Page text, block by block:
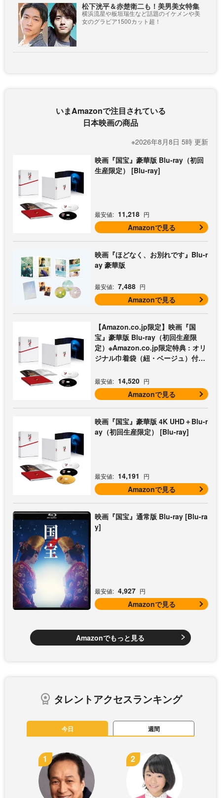
松下洸平＆赤楚衛二も！美男美女特集
横浜流星や板垣瑞生など話題のイケメンや美
女のグラビア1500カット超！
いまAmazonで注目されている
日本映画の商品
※2026年8月8日 5時 更新
映画『国宝』豪華版 Blu-ray（初回
生産限定） [Blu-ray]
最安値: 11,218 円
Amazonで見る
映画『ほどなく、お別れです』Blu-r
ay 豪華版
最安値: 7,488 円
Amazonで見る
【Amazon.co.jp限定】映画『国
宝』豪華版 Blu-ray（初回生産限
定）※Amazon.co.jp限定特典 : オリ
ジナル巾着袋（紐・ベージュ）付き
最安値: 14,520 円
Amazonで見る
映画『国宝』豪華版 4K UHD＋Blu-r
ay（初回生産限定） [Blu-ray]
最安値: 14,191 円
Amazonで見る
映画『国宝』通常版 Blu-ray [Blu-ra
y]
最安値: 4,927 円
Amazonで見る
Amazonでもっと見る
タレントアクセスランキング
今日 週間